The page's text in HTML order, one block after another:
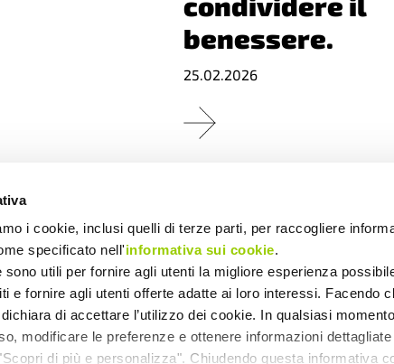
i cookie, inclusi quelli di terze parti, per raccogliere
specificato nell'informativa sui cookie.
sono utili per fornire agli utenti la migliore esperienza
e fornire agli utenti offerte adatte ai loro interessi. Facendo
dichiara di accettare l’utilizzo dei cookie. In qualsiasi
modificare le preferenze e ottenere informazioni
di più e personalizza". Chiudendo questa informativa
benessere.
25.02.2026
al
L’assemblea tra
partecipazione
riflessione.